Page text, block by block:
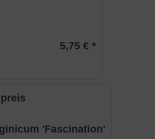
5,75 € *
'Fascination'